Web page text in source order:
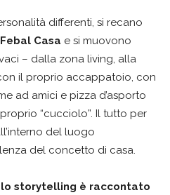
differenti, si recano
Casa e si muovono
– dalla zona living, alla
il proprio accappatoio, con
ad amici e pizza d’asporto
“cucciolo”. Il tutto per
del luogo
del concetto di casa.
lo storytelling è raccontato